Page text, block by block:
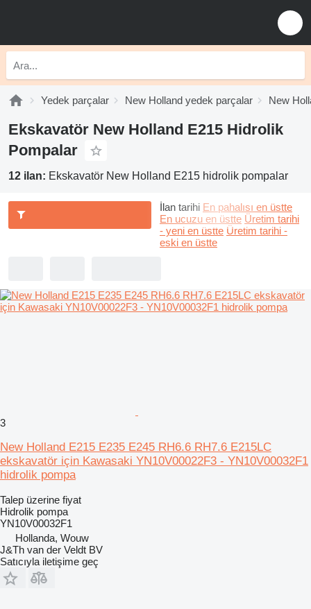
Yedek parçalar New Holland yedek parçalar New
Ekskavatör New Holland E215 Hidrolik
Pompalar
12 ilan: Ekskavatör New Holland E215 hidrolik pompalar
İlan tarihi En pahalısı en üstte
En ucuzu en üstte Üretim tarihi
- yeni en üstte Üretim tarihi -
eski en üstte
3
New Holland E215 E235 E245 RH6.6 RH7.6 E215LC
ekskavatör için Kawasaki YN10V00022F3 - YN10V00032F1
hidrolik pompa
Talep üzerine fiyat
Hidrolik pompa
YN10V00032F1
Hollanda, Wouw
J&Th van der Veldt BV
Satıcıyla iletişime geç